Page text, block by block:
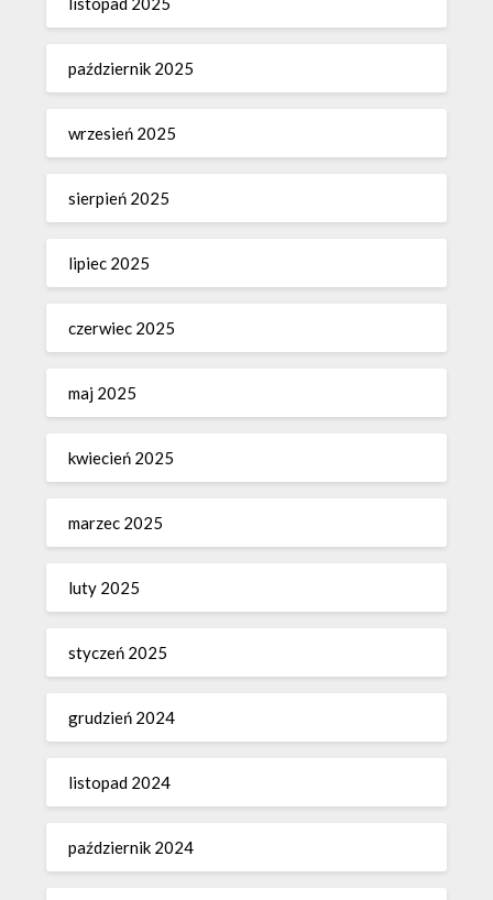
październik 2025
wrzesień 2025
sierpień 2025
lipiec 2025
czerwiec 2025
maj 2025
kwiecień 2025
marzec 2025
luty 2025
styczeń 2025
grudzień 2024
listopad 2024
październik 2024